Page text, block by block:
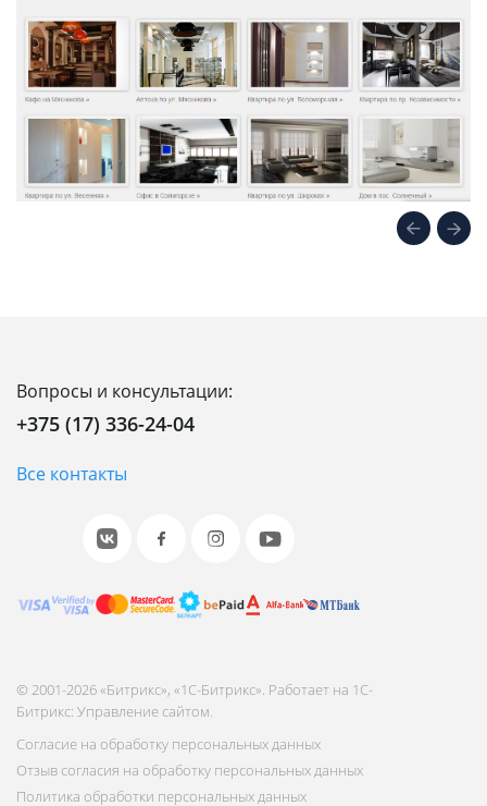
Вопросы и консультации:
+375 (17) 336-24-04
Все контакты
© 2001-2026 «Битрикс», «1С-Битрикс». Работает на 1С-
Битрикс: Управление сайтом.
Согласие на обработку персональных данных
Отзыв согласия на обработку персональных данных
Политика обработки персональных данных